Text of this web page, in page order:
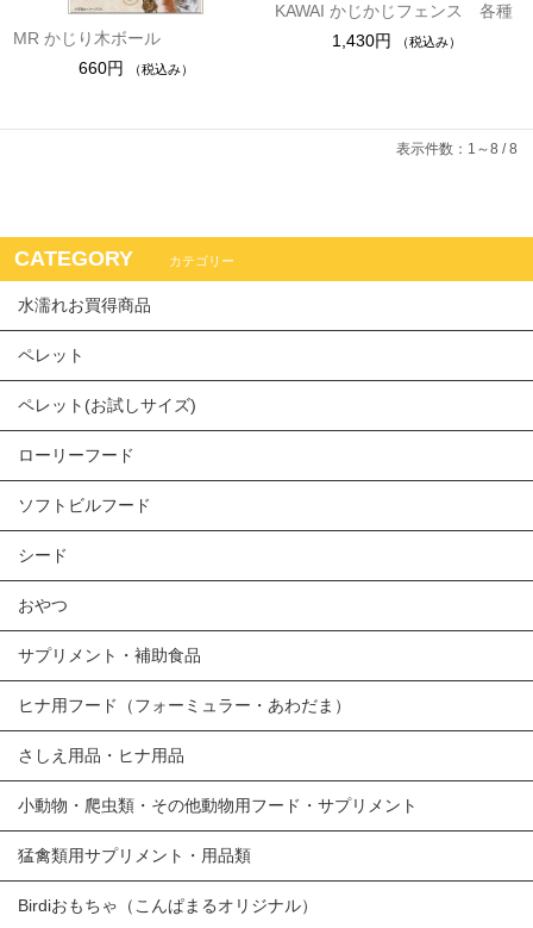
MR かじり木ボール
660円
（税込み）
KAWAI かじかじフェンス 各種
1,430円
（税込み）
表示件数：1～8 / 8
CATEGORY カテゴリー
水濡れお買得商品
ペレット
ペレット(お試しサイズ)
ローリーフード
ソフトビルフード
シード
おやつ
サプリメント・補助食品
ヒナ用フード（フォーミュラー・あわだま）
さしえ用品・ヒナ用品
小動物・爬虫類・その他動物用フード・サプリメント
猛禽類用サプリメント・用品類
Birdiおもちゃ（こんぱまるオリジナル）